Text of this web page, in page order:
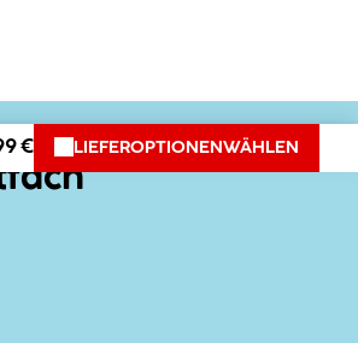
€ LIEFEROPTIONEN WÄHLEN